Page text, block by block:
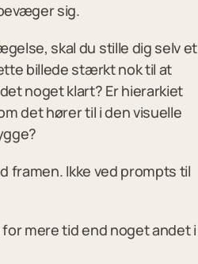
sig.
skal du stille dig selv et
billede stærkt nok til at
noget klart? Er hierarkiet
det hører til i den visuelle
framen. Ikke ved prompts til
mere tid end noget andet i